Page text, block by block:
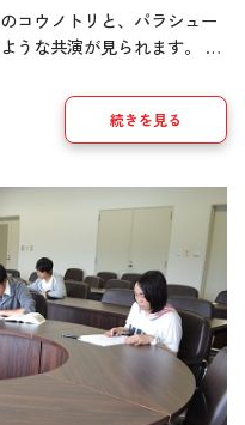
コウノトリと、パラシュー
うな共演が見られます。 恒
続きを見る